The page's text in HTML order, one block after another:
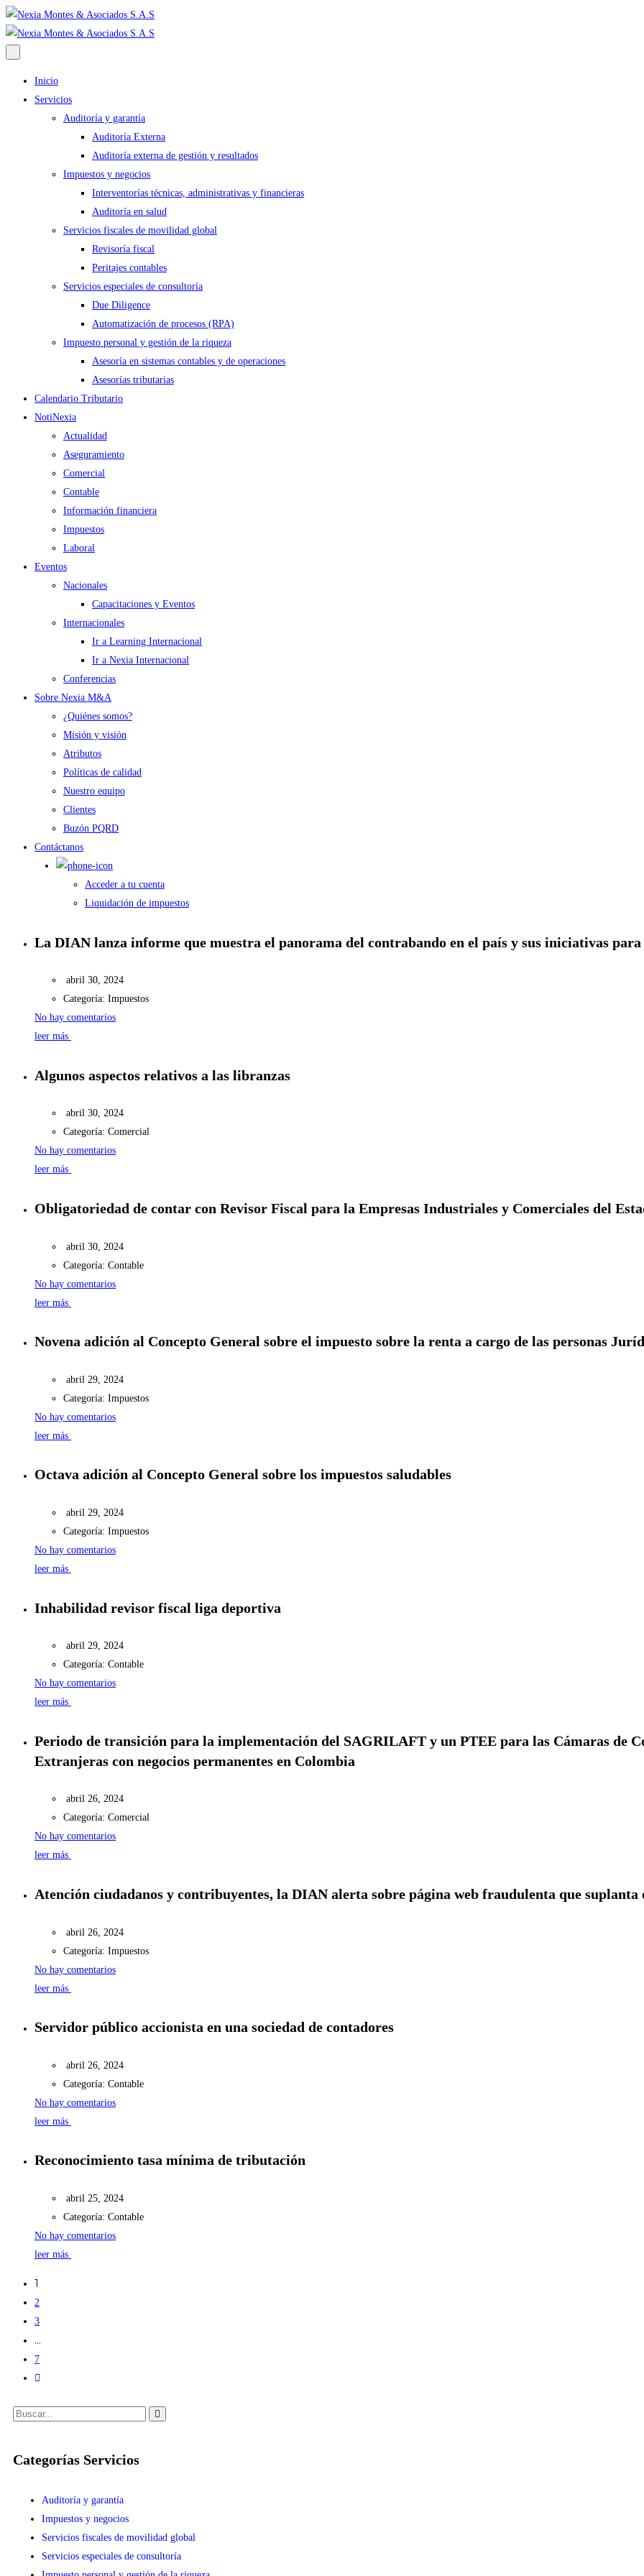
Inicio
Servicios
Auditoría y garantía
Auditoría Externa
Auditoría externa de gestión y resultados
Impuestos y negocios
Interventorías técnicas, administrativas y financieras
Auditoría en salud
Servicios fiscales de movilidad global
Revisoría fiscal
Peritajes contables
Servicios especiales de consultoría
Due Diligence
Automatización de procesos (RPA)
Impuesto personal y gestión de la riqueza
Asesoría en sistemas contables y de operaciones
Asesorías tributarias
Calendario Tributario
NotiNexia
Actualidad
Aseguramiento
Comercial
Contable
Información financiera
Impuestos
Laboral
Eventos
Nacionales
Capacitaciones y Eventos
Internacionales
Ir a Learning Internacional
Ir a Nexia Internacional
Conferencias
Sobre Nexia M&A
¿Quiénes somos?
Misión y visión
Atributos
Políticas de calidad
Nuestro equipo
Clientes
Buzón PQRD
Contáctanos
Acceder a tu cuenta
Liquidación de impuestos
La DIAN lanza informe que muestra el panorama del contrabando en el país y sus iniciativas
abril 30, 2024
Categoría: Impuestos
No hay comentarios
leer más
Algunos aspectos relativos a las libranzas
abril 30, 2024
Categoría: Comercial
No hay comentarios
leer más
Obligatoriedad de contar con Revisor Fiscal para la Empresas Industriales y Comerciales del
abril 30, 2024
Categoría: Contable
No hay comentarios
leer más
Novena adición al Concepto General sobre el impuesto sobre la renta a cargo de las personas
abril 29, 2024
Categoría: Impuestos
No hay comentarios
leer más
Octava adición al Concepto General sobre los impuestos saludables
abril 29, 2024
Categoría: Impuestos
No hay comentarios
leer más
Inhabilidad revisor fiscal liga deportiva
abril 29, 2024
Categoría: Contable
No hay comentarios
leer más
Periodo de transición para la implementación del SAGRILAFT y un PTEE para las Cámaras de
Extranjeras con negocios permanentes en Colombia
abril 26, 2024
Categoría: Comercial
No hay comentarios
leer más
Atención ciudadanos y contribuyentes, la DIAN alerta sobre página web fraudulenta que suplanta
abril 26, 2024
Categoría: Impuestos
No hay comentarios
leer más
Servidor público accionista en una sociedad de contadores
abril 26, 2024
Categoría: Contable
No hay comentarios
leer más
Reconocimiento tasa mínima de tributación
abril 25, 2024
Categoría: Contable
No hay comentarios
leer más
1
2
3
…
7
Categorías Servicios
Auditoría y garantía
Impuestos y negocios
Servicios fiscales de movilidad global
Servicios especiales de consultoría